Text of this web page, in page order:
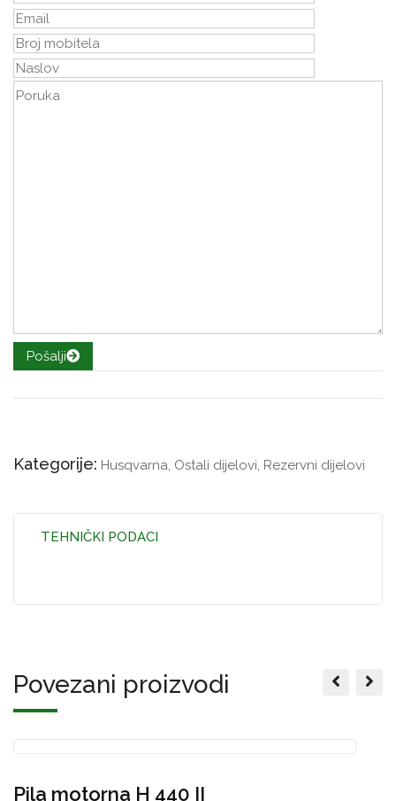
Pošalji
Kategorije: Husqvarna, Ostali dijelovi, Rezervni dijelovi
TEHNIČKI PODACI
Povezani proizvodi
Pila motorna H 440 II